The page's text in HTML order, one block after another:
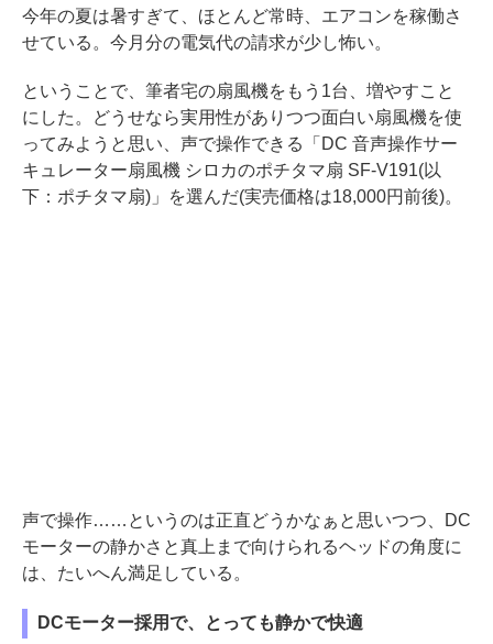
今年の夏は暑すぎて、ほとんど常時、エアコンを稼働さ
せている。今月分の電気代の請求が少し怖い。
ということで、筆者宅の扇風機をもう1台、増やすこと
にした。どうせなら実用性がありつつ面白い扇風機を使
ってみようと思い、声で操作できる「DC 音声操作サー
キュレーター扇風機 シロカのポチタマ扇 SF-V191(以
下：ポチタマ扇)」を選んだ(実売価格は18,000円前後)。
声で操作……というのは正直どうかなぁと思いつつ、DC
モーターの静かさと真上まで向けられるヘッドの角度に
は、たいへん満足している。
DCモーター採用で、とっても静かで快適